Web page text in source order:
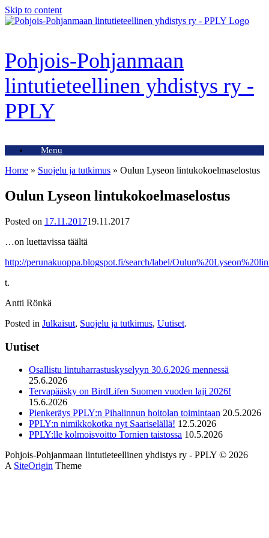
Skip to content
Pohjois-Pohjanmaan
lintutieteellinen yhdistys ry -
PPLY
Menu
Home » Suojelu ja tutkimus » Oulun Lyseon lintukokoelmaselostus
Oulun Lyseon lintukokoelmaselostus
Posted on 17.11.201719.11.2017
…on luettavissa täältä
http://perunakuoppa.blogspot.fi/search/label/
t.
Antti Rönkä
Posted in Julkaisut, Suojelu ja tutkimus, Uutiset.
Uutiset
Osallistu lintuharrastuskyselyyn 30.6.2026 mennessä
25.6.2026
Tervapääsky on BirdLifen Suomen vuoden laji 2026!
15.6.2026
Pienkeräys PPLY:n Pihalinnun hoitolan toimintaan 20.5.2026
PPLY:n nimikkokotka nyt Saariselällä! 12.5.2026
PPLY:lle kolmoisvoitto Tornien taistossa 10.5.2026
Pohjois-Pohjanmaan lintutieteellinen yhdistys ry - PPLY © 2026
A SiteOrigin Theme